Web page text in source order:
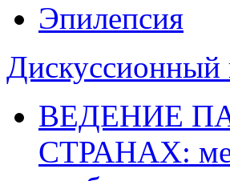
Эпилепсия
Дискуссионный
ВЕДЕНИЕ
СТРАНАХ: